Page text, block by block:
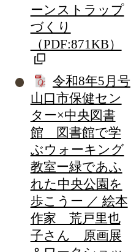
ーンストラップ
づくり
（PDF:871KB）
令和8年5月号
山口市保健セン
ター×中央図書
館 図書館で学
ぶウォーキング
教室ー緑であふ
れた中央公園を
歩こうー ／ 絵本
作家 荒戸里也
子さん 原画展